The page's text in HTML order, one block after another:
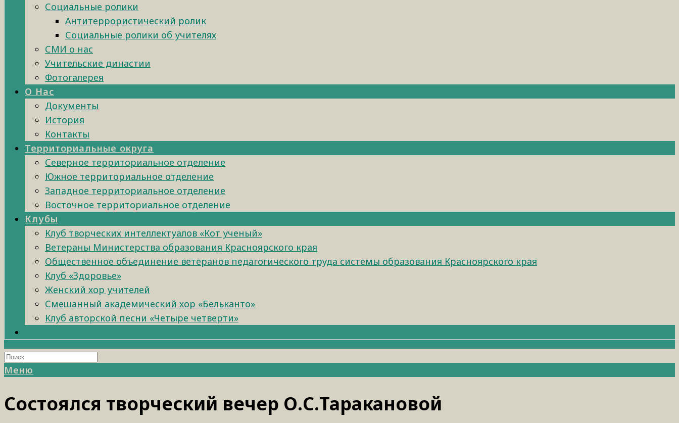
Социальные ролики
Антитеррористический ролик
Социальные ролики об учителях
СМИ о нас
Учительские династии
Фотогалерея
О Нас
Документы
История
Контакты
Территориальные округа
Северное территориальное отделение
Южное территориальное отделение
Западное территориальное отделение
Восточное территориальное отделение
Клубы
Клуб творческих интеллектуалов «Кот ученый»
Ветераны Министерства образования Красноярского края
Общественное объединение ветеранов педагогического труда системы образования Красноярского края
Клуб «Здоровье»
Женский хор учителей
Смешанный академический хор «Бельканто»
Клуб авторской песни «Четыре четверти»
Меню
Состоялся творческий вечер О.С.Таракановой